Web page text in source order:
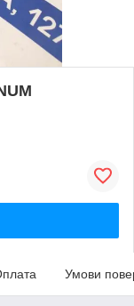
Умови